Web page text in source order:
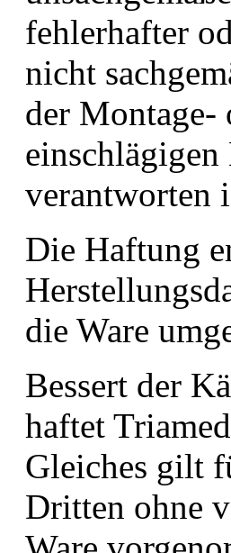
fehlerhafter
nicht
der Montage-
verantworten
Die Haftung
die Ware
Bessert der
haftet
Gleiches gilt
Dritten ohne